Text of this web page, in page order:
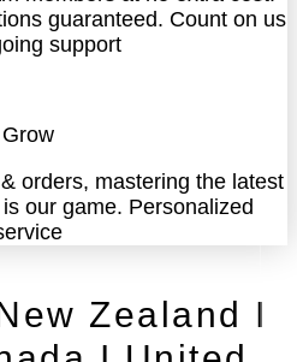
guaranteed. Count on us
support
Grow
orders, mastering the latest
our game. Personalized
Zealand I